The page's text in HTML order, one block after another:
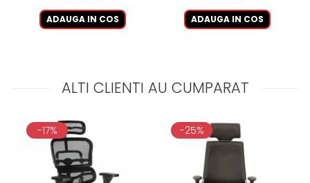
ADAUGA IN COS ADAUGA IN COS
ALTI CLIENTI AU CUMPARAT
-17% -25%